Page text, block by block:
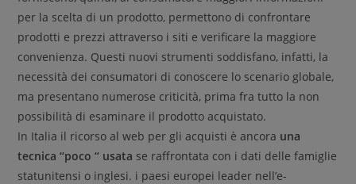
per la scelta di un prodotto, permettono di confrontare
prodotti e prezzi attraverso i siti e verificare la maggiore
convenienza. Questi nuovi strumenti soddisfano, infatti, la
necessità dei consumatori di conoscere lo scenario globale,
ma presentano numerose criticità, prima fra tutto la non
possibilità di esaminare il prodotto acquistato.
In Italia il ricorso al web per gli acquisti è ancora una
tecnica “poco “ usata se raffrontata con i dati delle famiglie
statunitensi o inglesi. i paesi europei leader nell’e-